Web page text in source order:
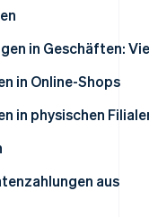
in Geschäften:
in Online-Shops
für den E-
in physischen
aus